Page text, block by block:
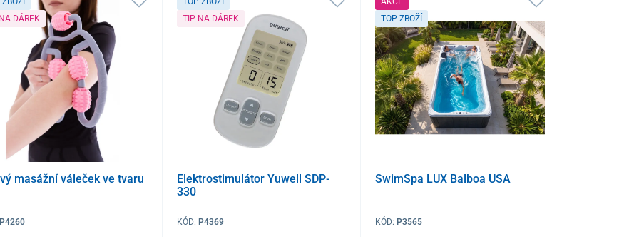
DÁREK
masážní váleček ve tvaru
P4260
TIP NA DÁREK
Elektrostimulátor Yuwell SDP-
330
KÓD: P4369
TOP ZBOŽÍ
SwimSpa LUX Balboa USA
KÓD: P3565